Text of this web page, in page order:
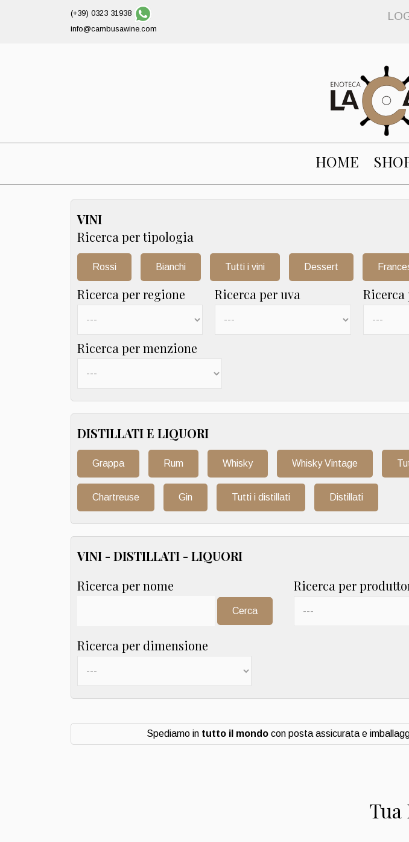
(+39) 0323 31938
info@cambusawine.com
HOME
VINI
Ricerca per tipologia
Rossi Bianchi Tutti i vini Dessert
Ricerca per regione Ricerca per uva
Ricerca per menzione
DISTILLATI E LIQUORI
Grappa Rum Whisky Whisky Vintage
Chartreuse Gin Tutti i distillati Distillati
VINI - DISTILLATI - LIQUORI
Ricerca per nome
Ricerca per
Ricerca per dimensione
Spediamo in tutto il mondocon posta assicurata e
Tua